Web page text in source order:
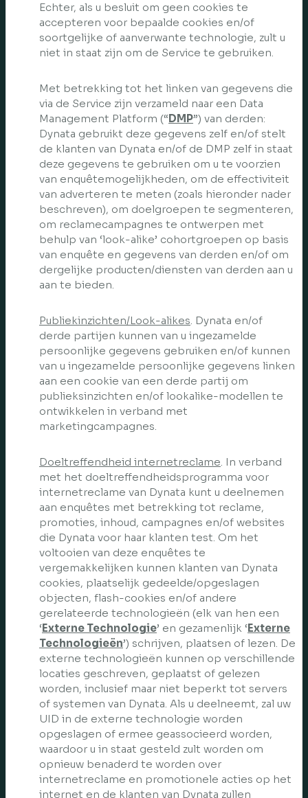
Echter, als u besluit om geen cookies te
accepteren voor bepaalde cookies en/of
soortgelijke of aanverwante technologie, zult u
niet in staat zijn om de Service te gebruiken.
Met betrekking tot het linken van gegevens die
via de Service zijn verzameld naar een Data
Management Platform (“DMP”) van derden:
Dynata gebruikt deze gegevens zelf en/of stelt
de klanten van Dynata en/of de DMP zelf in staat
deze gegevens te gebruiken om u te voorzien
van enquêtemogelijkheden, om de effectiviteit
van adverteren te meten (zoals hieronder nader
beschreven), om doelgroepen te segmenteren,
om reclamecampagnes te ontwerpen met
behulp van ‘look-alike’ cohortgroepen op basis
van enquête en gegevens van derden en/of om
dergelijke producten/diensten van derden aan u
aan te bieden.
Publiekinzichten/Look-alikes. Dynata en/of
derde partijen kunnen van u ingezamelde
persoonlijke gegevens gebruiken en/of kunnen
van u ingezamelde persoonlijke gegevens linken
aan een cookie van een derde partij om
publieksinzichten en/of lookalike-modellen te
ontwikkelen in verband met
marketingcampagnes.
Doeltreffendheid internetreclame. In verband
met het doeltreffendheidsprogramma voor
internetreclame van Dynata kunt u deelnemen
aan enquêtes met betrekking tot reclame,
promoties, inhoud, campagnes en/of websites
die Dynata voor haar klanten test. Om het
voltooien van deze enquêtes te
vergemakkelijken kunnen klanten van Dynata
cookies, plaatselijk gedeelde/opgeslagen
objecten, flash-cookies en/of andere
gerelateerde technologieën (elk van hen een
‘Externe Technologie’ en gezamenlijk ‘Externe
Technologieën’) schrijven, plaatsen of lezen. De
externe technologieën kunnen op verschillende
locaties geschreven, geplaatst of gelezen
worden, inclusief maar niet beperkt tot servers
of systemen van Dynata. Als u deelneemt, zal uw
UID in de externe technologie worden
opgeslagen of ermee geassocieerd worden,
waardoor u in staat gesteld zult worden om
opnieuw benaderd te worden over
internetreclame en promotionele acties op het
internet en de klanten van Dynata zullen